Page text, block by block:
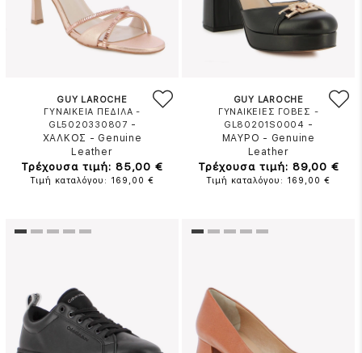
GUY LAROCHE
ΓΥΝΑΙΚΕΙΑ ΠΕΔΙΛΑ -
GL5020330807 -
ΧΑΛΚΟΣ - Genuine
Leather
Τρέχουσα τιμή: 85,00 €
Τιμή καταλόγου: 169,00 €
GUY LAROCHE
ΓΥΝΑΙΚΕΙΕΣ ΓΟΒΕΣ -
GL80201S0004 -
ΜΑΥΡΟ - Genuine
Leather
Τρέχουσα τιμή: 89,00 €
Τιμή καταλόγου: 169,00 €